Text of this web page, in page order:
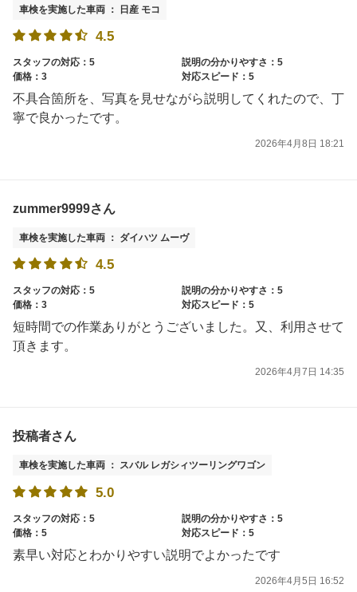
車検を実施した車両 ： 日産 モコ
4.5
スタッフの対応：5
説明の分かりやすさ：5
価格：3
対応スピード：5
不具合箇所を、写真を見せながら説明してくれたので、丁
寧で良かったです。
2026年4月8日 18:21
zummer9999さん
車検を実施した車両 ： ダイハツ ムーヴ
4.5
スタッフの対応：5
説明の分かりやすさ：5
価格：3
対応スピード：5
短時間での作業ありがとうございました。又、利用させて
頂きます。
2026年4月7日 14:35
投稿者さん
車検を実施した車両 ： スバル レガシィツーリングワゴン
5.0
スタッフの対応：5
説明の分かりやすさ：5
価格：5
対応スピード：5
素早い対応とわかりやすい説明でよかったです
2026年4月5日 16:52